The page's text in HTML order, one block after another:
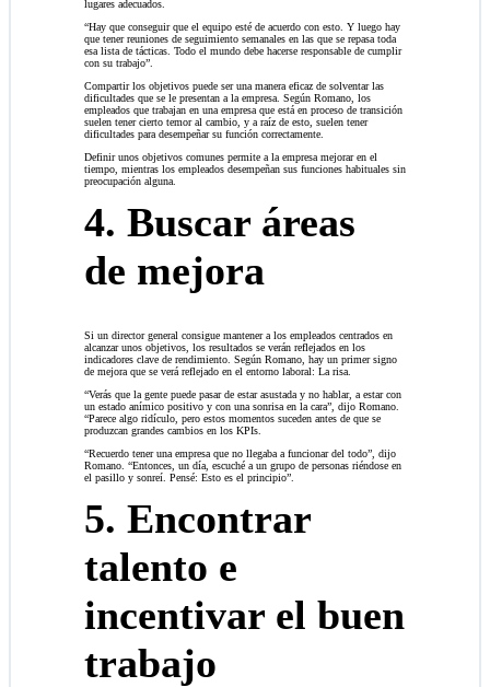
lugares adecuados.
“Hay que conseguir que el equipo esté de acuerdo con esto. Y luego hay
que tener reuniones de seguimiento semanales en las que se repasa toda
esa lista de tácticas. Todo el mundo debe hacerse responsable de cumplir
con su trabajo”.
Compartir los objetivos puede ser una manera eficaz de solventar las
dificultades que se le presentan a la empresa. Según Romano, los
empleados que trabajan en una empresa que está en proceso de transición
suelen tener cierto temor al cambio, y a raíz de esto, suelen tener
dificultades para desempeñar su función correctamente.
Definir unos objetivos comunes permite a la empresa mejorar en el
tiempo, mientras los empleados desempeñan sus funciones habituales sin
preocupación alguna.
4. Buscar áreas
de mejora
Si un director general consigue mantener a los empleados centrados en
alcanzar unos objetivos, los resultados se verán reflejados en los
indicadores clave de rendimiento. Según Romano, hay un primer signo
de mejora que se verá reflejado en el entorno laboral: La risa.
“Verás que la gente puede pasar de estar asustada y no hablar, a estar con
un estado anímico positivo y con una sonrisa en la cara”, dijo Romano.
“Parece algo ridículo, pero estos momentos suceden antes de que se
produzcan grandes cambios en los KPIs.
“Recuerdo tener una empresa que no llegaba a funcionar del todo”, dijo
Romano. “Entonces, un día, escuché a un grupo de personas riéndose en
el pasillo y sonreí. Pensé: Esto es el principio”.
5. Encontrar
talento e
incentivar el buen
trabajo